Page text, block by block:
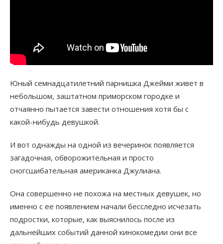
Юный семнадцатилетний парнишка Джейми живет в
небольшом, заштатном приморском городке и
отчаянно пытается завести отношения хотя бы с
какой-нибудь девушкой.
И вот однажды на одной из вечеринок появляется
загадочная, обворожительная и просто
сногсшибательная американка Джулиана.
Она совершенно не похожа на местных девушек, но
именно с ее появлением начали бесследно исчезать
подростки, которые, как выяснилось после из
дальнейших событий данной кинокомедии они все